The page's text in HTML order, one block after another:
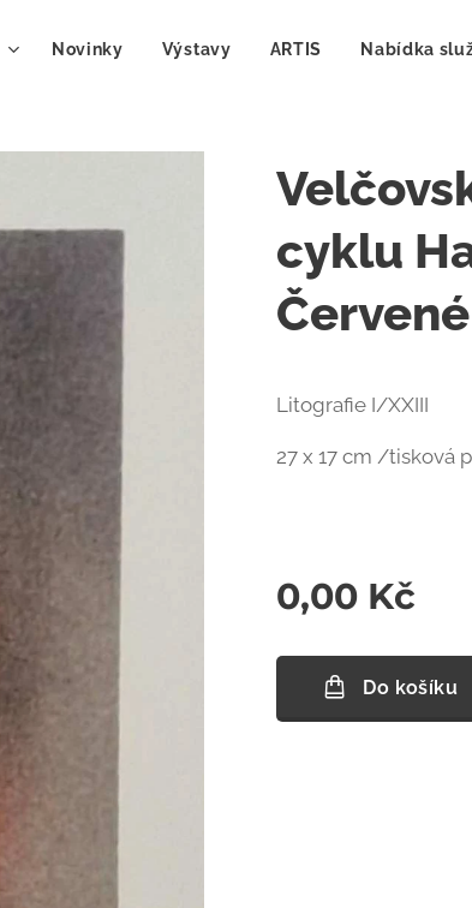
Novinky Výstavy ARTIS Nabídka
cyklu
Litografie I/XXIII
27 x 17 cm /tisková
0,00 Kč
Do košíku